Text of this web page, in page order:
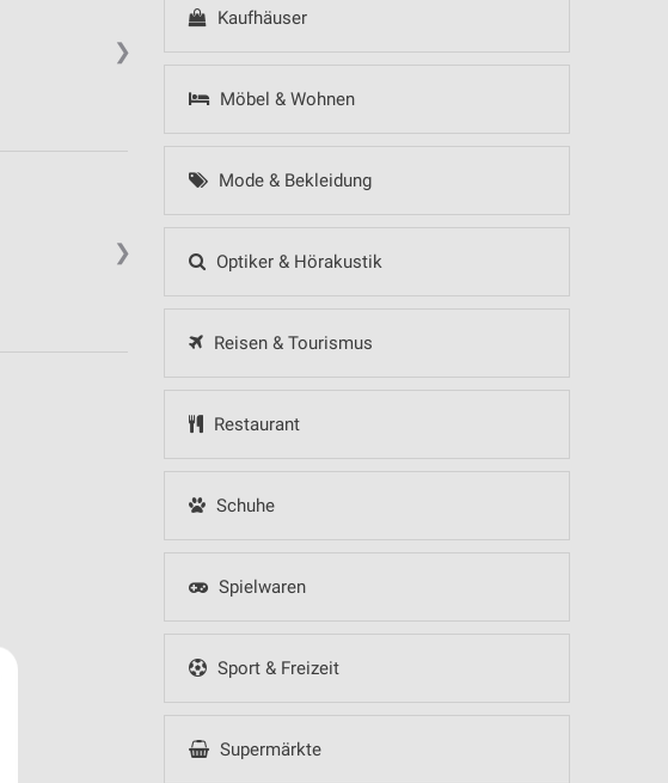
Kaufhäuser
Möbel & Wohnen
Mode & Bekleidung
Optiker & Hörakustik
Reisen & Tourismus
Restaurant
Schuhe
Spielwaren
Sport & Freizeit
Supermärkte
❯
❯